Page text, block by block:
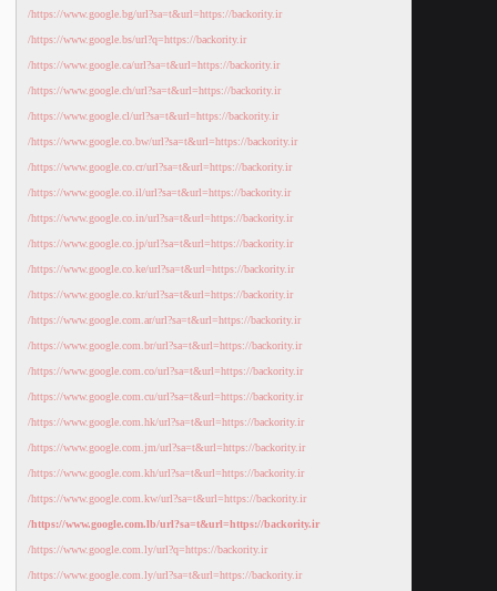
https://www.google.bg/url?sa=t&url=https://backority.ir/
https://www.google.bs/url?q=https://backority.ir/
https://www.google.ca/url?sa=t&url=https://backority.ir/
https://www.google.ch/url?sa=t&url=https://backority.ir/
https://www.google.cl/url?sa=t&url=https://backority.ir/
https://www.google.co.bw/url?sa=t&url=https://backority.ir/
https://www.google.co.cr/url?sa=t&url=https://backority.ir/
https://www.google.co.il/url?sa=t&url=https://backority.ir/
https://www.google.co.in/url?sa=t&url=https://backority.ir/
https://www.google.co.jp/url?sa=t&url=https://backority.ir/
https://www.google.co.ke/url?sa=t&url=https://backority.ir/
https://www.google.co.kr/url?sa=t&url=https://backority.ir/
https://www.google.com.ar/url?sa=t&url=https://backority.ir/
https://www.google.com.br/url?sa=t&url=https://backority.ir/
https://www.google.com.co/url?sa=t&url=https://backority.ir/
https://www.google.com.cu/url?sa=t&url=https://backority.ir/
https://www.google.com.hk/url?sa=t&url=https://backority.ir/
https://www.google.com.jm/url?sa=t&url=https://backority.ir/
https://www.google.com.kh/url?sa=t&url=https://backority.ir/
https://www.google.com.kw/url?sa=t&url=https://backority.ir/
https://www.google.com.lb/url?sa=t&url=https://backority.ir/
https://www.google.com.ly/url?q=https://backority.ir/
https://www.google.com.ly/url?sa=t&url=https://backority.ir/